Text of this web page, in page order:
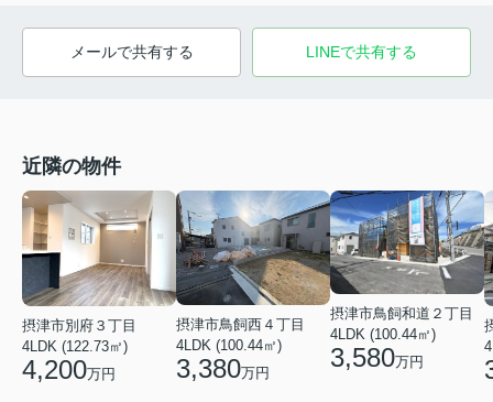
メールで共有する LINEで共有する
近隣の物件
摂津市別府３丁目
4LDK (122.73㎡)
4,200万円
摂津市鳥飼西４丁目
4LDK (100.44㎡)
3,380万円
摂津市鳥飼和道２丁目
4LDK (100.44㎡)
3,580万円